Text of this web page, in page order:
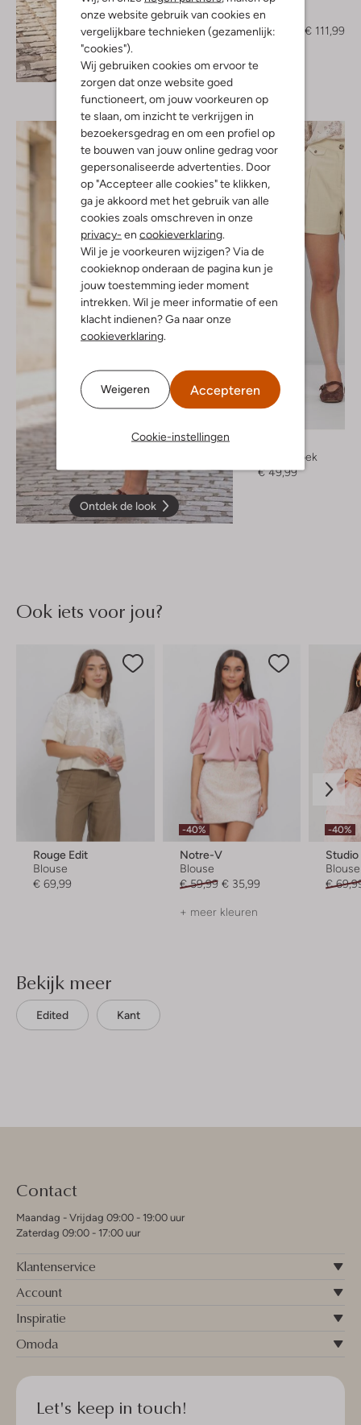
onze website gebruik van cookies en
vergelijkbare technieken (gezamenlijk:
"cookies").
Wij gebruiken cookies om ervoor te
zorgen dat onze website goed
functioneert, om jouw voorkeuren op
te slaan, om inzicht te verkrijgen in
bezoekersgedrag en om een profiel op
te bouwen van jouw online gedrag voor
gepersonaliseerde advertenties. Door
op "Accepteer alle cookies" te klikken,
ga je akkoord met het gebruik van alle
cookies zoals omschreven in onze
privacy- en cookieverklaring
Wil je je voorkeuren wijzigen? Via de
cookieknop onderaan de pagina kun je
jouw toestemming ieder moment
intrekken. Wil je meer informatie of een
klacht indienen? Ga naar onze
cookieverklaring
Weigeren Accepteren
Cookie-instellingen
Ontdek de look
Muiltjes
€ 159,99
€ 111,99
Ontdek de look
Korte broek
€ 49,99
Ook iets voor jou?
Rouge Edit
Blouse
€ 69,99
-40%
Notre-V
Blouse
€ 59,99 € 35,99
+ meer kleuren
-40%
Blouse
€
Bekijk meer
Edited Kant
Contact
Maandag - Vrijdag 09:00 - 19:00 uur
Zaterdag 09:00 - 17:00 uur
Klantenservice
Account
Inspiratie
Omoda
Let's keep in touch!